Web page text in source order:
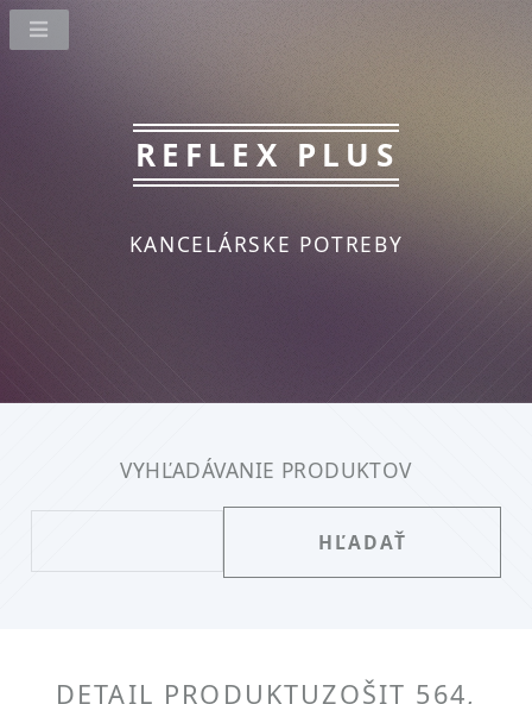
REFLEX PLUS
KANCELÁRSKE POTREBY
VYHĽADÁVANIE PRODUKTOV
DETAIL PRODUKTUZOŠIT 564,